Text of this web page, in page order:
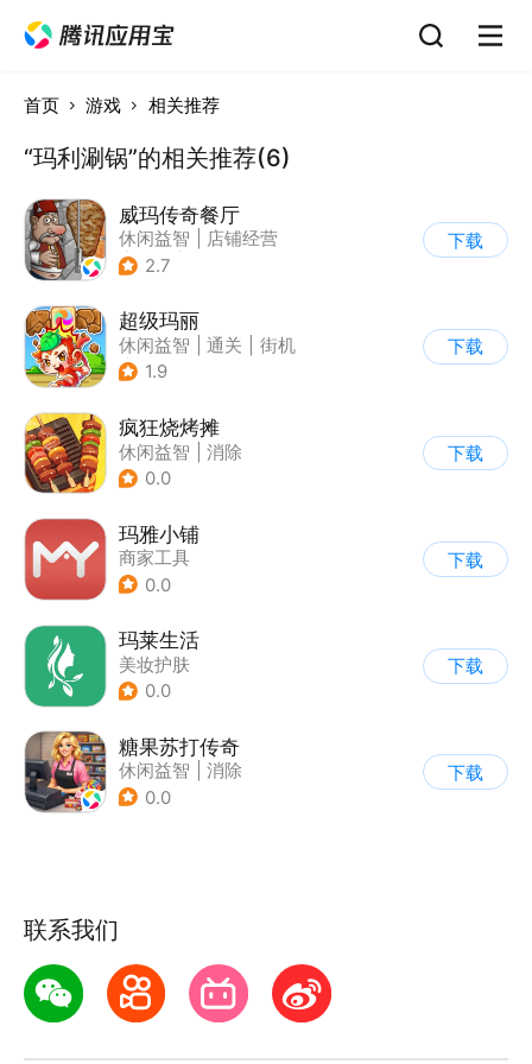
首页 游戏 相关推荐
“玛利涮锅”的相关推荐(6)
威玛传奇餐厅
休闲益智
店铺经营
| 美食
2.7
下载
超级玛丽
休闲益智 通关
街机
| 儿童游戏
1.9
下载
疯狂烧烤摊
休闲益智
消除
0.0
下载
玛雅小铺
商家工具
0.0
下载
玛莱生活
美妆护肤
0.0
下载
糖果苏打传奇
休闲益智
消除
0.0
下载
联系我们